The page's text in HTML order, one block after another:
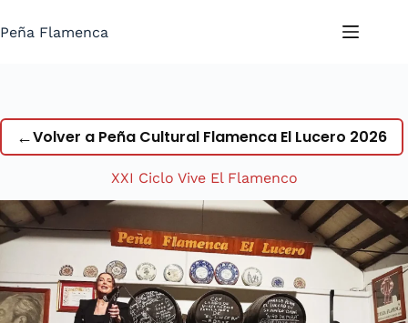
al
Peña Flamenca
←Volver a Peña Cultural Flamenca El Lucero 2026
XXI Ciclo Vive El Flamenco